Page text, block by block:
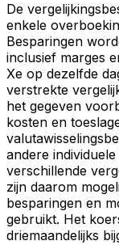
De
enkele
Besparingen
inclusief marges
Xe op dezelfde
verstrekte
het gegeven
kosten en
andere
verschillende
zijn daarom
besparingen en
gebruikt. Het
driemaandelijks